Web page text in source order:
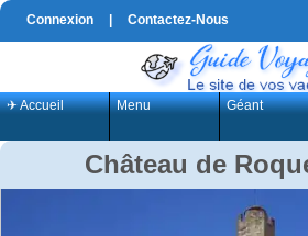
Connexion Contactez-Nous
✈ Accueil Menu Géant
Château de